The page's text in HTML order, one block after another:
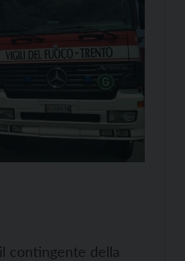
il contingente della